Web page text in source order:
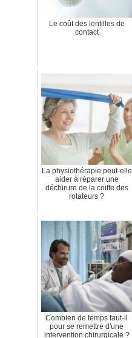
Le coût des lentilles de
contact
La physiothérapie peut-elle
aider à réparer une
déchirure de la coiffe des
rotateurs ?
Combien de temps faut-il
pour se remettre d'une
intervention chirurgicale ?